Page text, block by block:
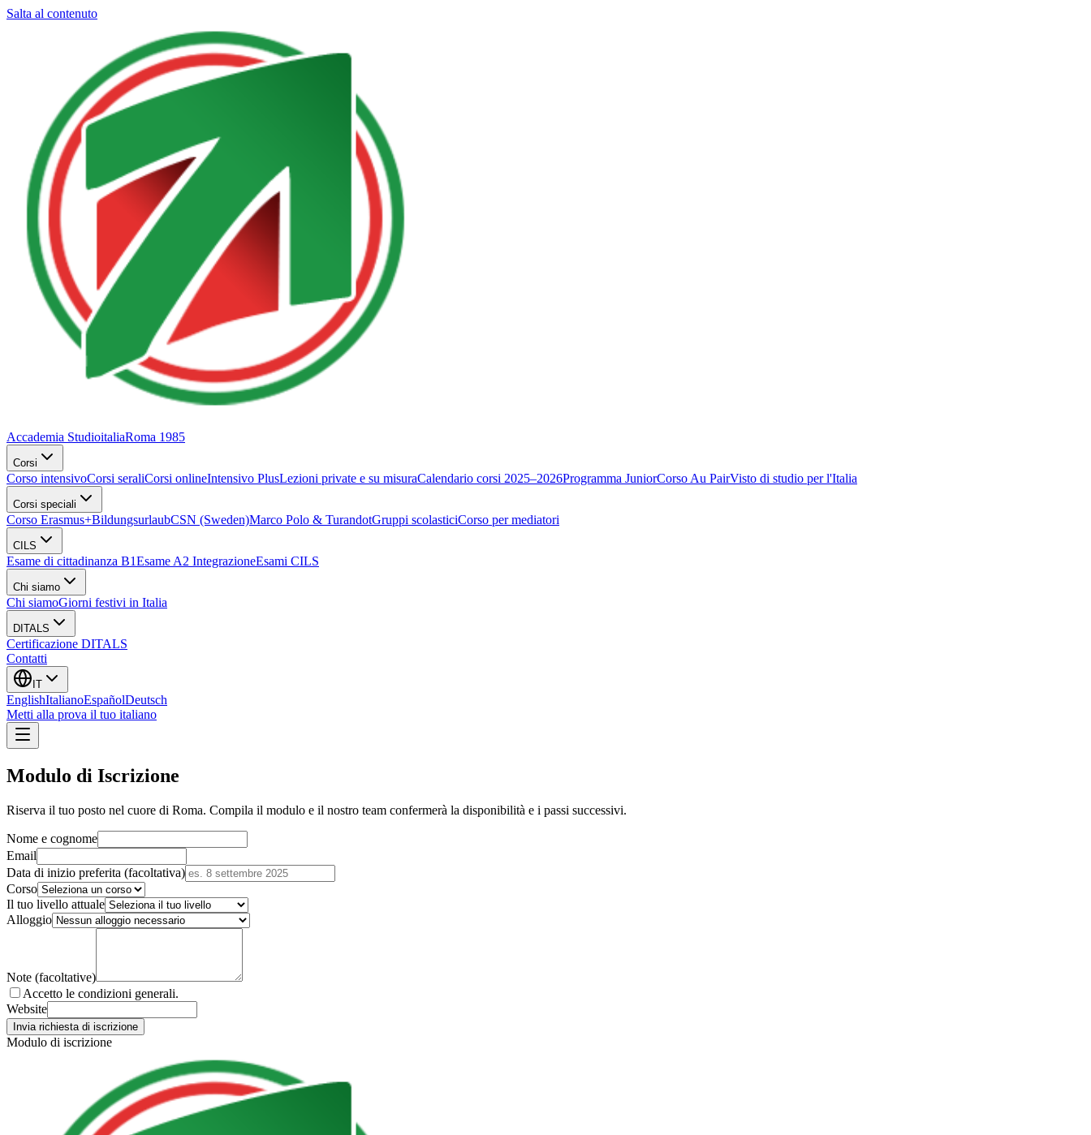
Salta al contenuto
Accademia StudioitaliaRoma 1985
Corsi
Corso intensivoCorsi seraliCorsi onlineIntensivo PlusLezioni private e su misuraCalendario corsi 2025–2026Programma JuniorCorso Au PairVisto di studio per l'Italia
Corsi speciali
Corso Erasmus+BildungsurlaubCSN (Sweden)Marco Polo & TurandotGruppi scolasticiCorso per mediatori
CILS
Esame di cittadinanza B1Esame A2 IntegrazioneEsami CILS
Chi siamo
Chi siamoGiorni festivi in Italia
DITALS
Certificazione DITALS
Contatti
IT
EnglishItalianoEspañolDeutsch
Metti alla prova il tuo italiano
Modulo di Iscrizione
Riserva il tuo posto nel cuore di Roma. Compila il modulo e il nostro team confermerà la disponibilità e i passi successivi.
Nome e cognome
Email
Data di inizio preferita (facoltativa)
Corso
Il tuo livello attuale
Alloggio
Note (facoltative)
Accetto le condizioni generali.
Website
Invia richiesta di iscrizione
Modulo di iscrizione